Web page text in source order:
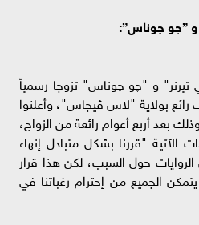
”چو چوناس”:
تيرنر" و "چو چوناس" تزوجا رسمياً
زفاف رائع بولاية "لاس ڤيجاس"، وأعلنوا
بعد أربع أعوام رائعة من الزواج،
الآتية "قررنا بشكل متبادل إنهاء
حول السبب، لكن هذا قرار
الجميع من إحترام رغباتنا في